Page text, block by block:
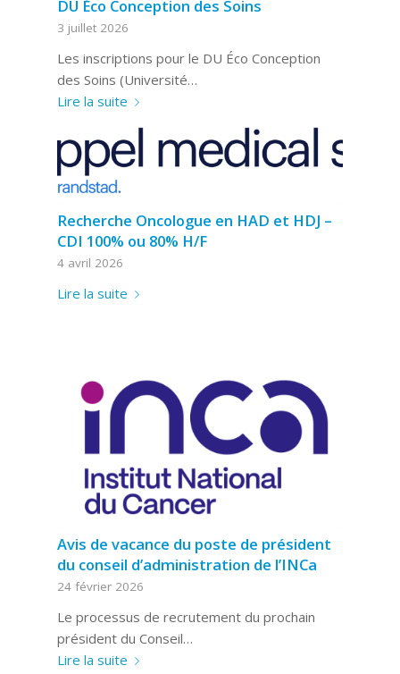
DU Éco Conception des Soins
3 juillet 2026
Les inscriptions pour le DU Éco Conception
des Soins (Université…
Lire la suite
Recherche Oncologue en HAD et HDJ –
CDI 100% ou 80% H/F
4 avril 2026
Lire la suite
Avis de vacance du poste de président
du conseil d’administration de l’INCa
24 février 2026
Le processus de recrutement du prochain
président du Conseil…
Lire la suite